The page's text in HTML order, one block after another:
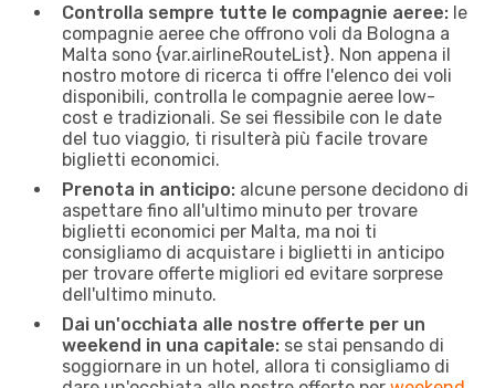
Controlla sempre tutte le compagnie aeree: le
compagnie aeree che offrono voli da Bologna a
Malta sono {​var.airlineRouteList}. Non appena il
nostro motore di ricerca ti offre l'elenco dei voli
disponibili, controlla le compagnie aeree low-
cost e tradizionali. Se sei flessibile con le date
del tuo viaggio, ti risulterà più facile trovare
biglietti economici.
Prenota in anticipo: alcune persone decidono di
aspettare fino all'ultimo minuto per trovare
biglietti economici per Malta, ma noi ti
consigliamo di acquistare i biglietti in anticipo
per trovare offerte migliori ed evitare sorprese
dell'ultimo minuto.
Dai un'occhiata alle nostre offerte per un
weekend in una capitale: se stai pensando di
soggiornare in un hotel, allora ti consigliamo di